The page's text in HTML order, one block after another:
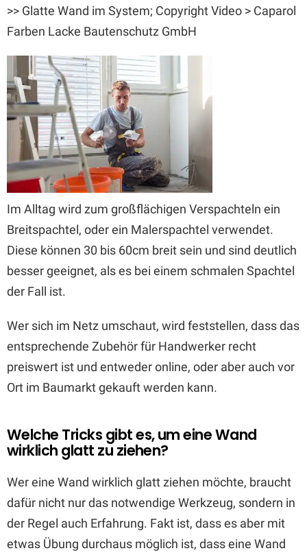
>> Glatte Wand im System; Copyright Video > Caparol
Farben Lacke Bautenschutz GmbH
Im Alltag wird zum großflächigen Verspachteln ein
Breitspachtel, oder ein Malerspachtel verwendet.
Diese können 30 bis 60cm breit sein und sind deutlich
besser geeignet, als es bei einem schmalen Spachtel
der Fall ist.
Wer sich im Netz umschaut, wird feststellen, dass das
entsprechende Zubehör für Handwerker recht
preiswert ist und entweder online, oder aber auch vor
Ort im Baumarkt gekauft werden kann.
Welche Tricks gibt es, um eine Wand
wirklich glatt zu ziehen?
Wer eine Wand wirklich glatt ziehen möchte, braucht
dafür nicht nur das notwendige Werkzeug, sondern in
der Regel auch Erfahrung. Fakt ist, dass es aber mit
etwas Übung durchaus möglich ist, dass eine Wand